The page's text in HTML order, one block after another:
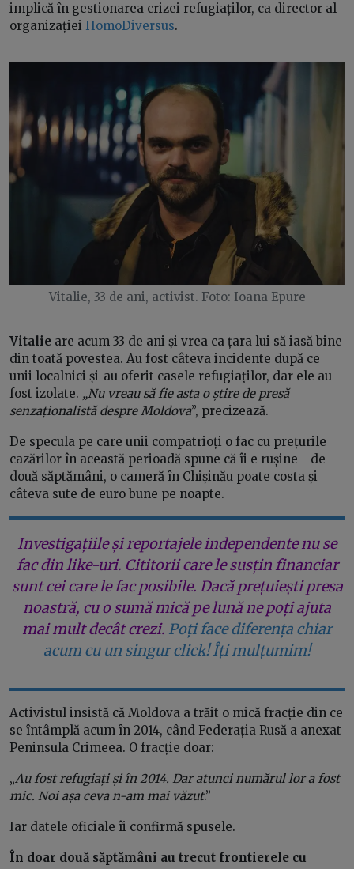
implică în gestionarea crizei refugiaților, ca director al
organizației HomoDiversus.
Vitalie, 33 de ani, activist. Foto: Ioana Epure
Vitalie are acum 33 de ani și vrea ca țara lui să iasă bine
din toată povestea. Au fost câteva incidente după ce
unii localnici și-au oferit casele refugiaților, dar ele au
fost izolate. „Nu vreau să fie asta o știre de presă
senzaționalistă despre Moldova”, precizează.
De specula pe care unii compatrioți o fac cu prețurile
cazărilor în această perioadă spune că îi e rușine - de
două săptămâni, o cameră în Chișinău poate costa și
câteva sute de euro bune pe noapte.
Investigațiile și reportajele independente nu se
fac din like-uri. Cititorii care le susțin financiar
sunt cei care le fac posibile. Dacă prețuiești presa
noastră, cu o sumă mică pe lună ne poți ajuta
mai mult decât crezi. Poți face diferența chiar
acum cu un singur click! Îți mulțumim!
Activistul insistă că Moldova a trăit o mică fracție din ce
se întâmplă acum în 2014, când Federația Rusă a anexat
Peninsula Crimeea. O fracție doar:
„Au fost refugiați și în 2014. Dar atunci numărul lor a fost
mic. Noi așa ceva n-am mai văzut.”
Iar datele oficiale îi confirmă spusele.
În doar două săptămâni au trecut frontierele cu